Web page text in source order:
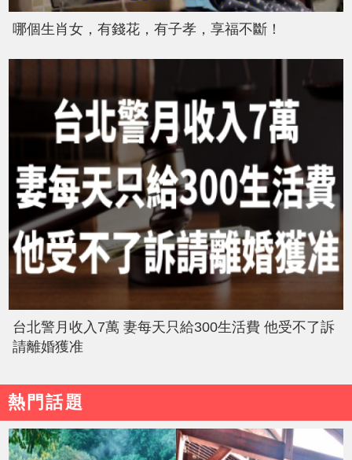
哪個生肖女，有錢花，有子孝，享福不斷！
台北警月收入7萬 妻每天只給300生活費 他受不了訴
請離婚獲准
熱門話題